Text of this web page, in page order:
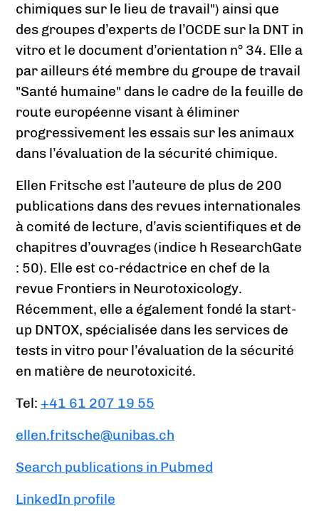
chimiques sur le lieu de travail") ainsi que
des groupes d’experts de l’OCDE sur la DNT in
vitro et le document d’orientation n° 34. Elle a
par ailleurs été membre du groupe de travail
"Santé humaine" dans le cadre de la feuille de
route européenne visant à éliminer
progressivement les essais sur les animaux
dans l’évaluation de la sécurité chimique.
Ellen Fritsche est l’auteure de plus de 200
publications dans des revues internationales
à comité de lecture, d’avis scientifiques et de
chapitres d’ouvrages (indice h ResearchGate
: 50). Elle est co-rédactrice en chef de la
revue Frontiers in Neurotoxicology.
Récemment, elle a également fondé la start-
up DNTOX, spécialisée dans les services de
tests in vitro pour l’évaluation de la sécurité
en matière de neurotoxicité.
Tel: +41 61 207 19 55
ellen.fritsche@unibas.ch
Search publications in Pubmed
LinkedIn profile